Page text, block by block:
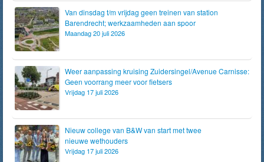
Van dinsdag t/m vrijdag geen treinen van station
Barendrecht; werkzaamheden aan spoor
Maandag 20 juli 2026
Weer aanpassing kruising Zuidersingel/Avenue Carnisse:
Geen voorrang meer voor fietsers
Vrijdag 17 juli 2026
Nieuw college van B&W van start met twee
nieuwe wethouders
Vrijdag 17 juli 2026